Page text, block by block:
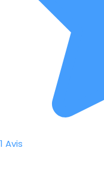
1 Avis